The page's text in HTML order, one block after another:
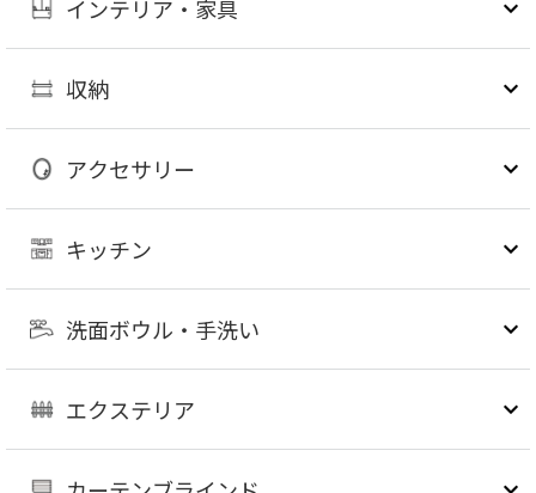
インテリア・家具
収納
アクセサリー
キッチン
洗面ボウル・手洗い
エクステリア